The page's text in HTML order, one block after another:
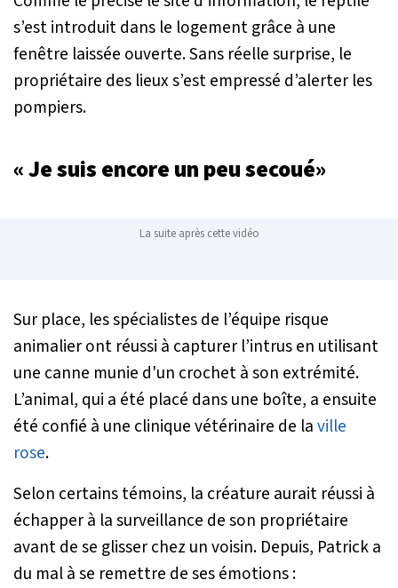
s’est introduit dans le logement grâce à une
fenêtre laissée ouverte. Sans réelle surprise, le
propriétaire des lieux s’est empressé d’alerter les
pompiers.
« Je suis encore un peu secoué»
La suite après cette vidéo
Sur place, les spécialistes de l’équipe risque
animalier ont réussi à capturer l’intrus en utilisant
une canne munie d'un crochet à son extrémité.
L’animal, qui a été placé dans une boîte, a ensuite
été confié à une clinique vétérinaire de laville
rose.
Selon certains témoins, la créature aurait réussi à
échapper à la surveillance de son propriétaire
avant de se glisser chez un voisin. Depuis, Patrick a
du mal à se remettre de ses émotions :